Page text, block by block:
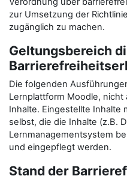
zur Umsetzung der
zugänglich zu machen.
Geltungsbereich
Die folgenden
Lernplattform Moodle,
Inhalte. Eingestellte Inhalte
selbst, die die Inhalte (z.B.
Lernmanagementsystem
und eingepflegt werden.
Stand der